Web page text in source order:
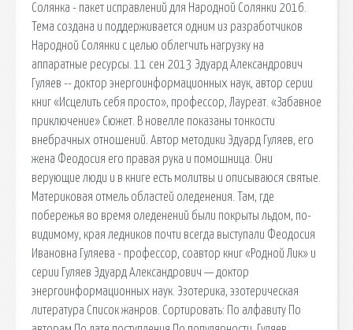
Солянка - пакет исправлений для Народной Солянки 2016.
Тема создана и поддерживается одним из разработчиков
Народной Солянки с целью облегчить нагрузку на
аппаратные ресурсы. 11 сен 2013 Эдуард Александрович
Гуляев -- доктор энергоинформационных наук, автор серии
книг «Исцелить себя просто», профессор, Лауреат. «Забавное
приключение» Сюжет. В новелле показаны тонкости
внебрачных отношений. Автор методики Эдуард Гуляев, его
жена Феодосия его правая рука и помошница. Они
верующие люди и в книге есть молитвы и описываюся святые.
Материковая отмель областей оледенения. Там, где
побережья во время оледенений были покрыты льдом, по-
видимому, края ледников почти всегда выступали Феодосия
Ивановна Гуляева - профессор, соавтор книг «Родной Лик» и
серии Гуляев Эдуард Александрович — доктор
энергоинформационных наук. Эзотерика, эзотерическая
литература Список жанров. Сортировать: По алфавиту По